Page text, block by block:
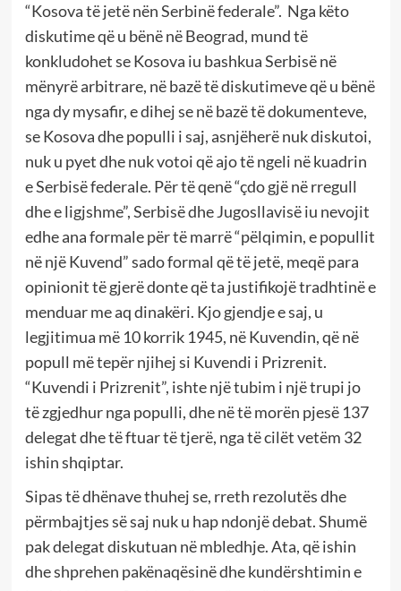
“Kosova të jetë nën Serbinë federale”. Nga këto
diskutime që u bënë në Beograd, mund të
konkludohet se Kosova iu bashkua Serbisë në
mënyrë arbitrare, në bazë të diskutimeve që u bënë
nga dy mysafir, e dihej se në bazë të dokumenteve,
se Kosova dhe populli i saj, asnjëherë nuk diskutoi,
nuk u pyet dhe nuk votoi që ajo të ngeli në kuadrin
e Serbisë federale. Për të qenë “çdo gjë në rregull
dhe e ligjshme”, Serbisë dhe Jugosllavisë iu nevojit
edhe ana formale për të marrë “pëlqimin, e popullit
në një Kuvend” sado formal që të jetë, meqë para
opinionit të gjerë donte që ta justifikojë tradhtinë e
menduar me aq dinakëri. Kjo gjendje e saj, u
legjitimua më 10 korrik 1945, në Kuvendin, që në
popull më tepër njihej si Kuvendi i Prizrenit.
“Kuvendi i Prizrenit”, ishte një tubim i një trupi jo
të zgjedhur nga populli, dhe në të morën pjesë 137
delegat dhe të ftuar të tjerë, nga të cilët vetëm 32
ishin shqiptar.
Sipas të dhënave thuhej se, rreth rezolutës dhe
përmbajtjes së saj nuk u hap ndonjë debat. Shumë
pak delegat diskutuan në mbledhje. Ata, që ishin
dhe shprehen pakënaqësinë dhe kundërshtimin e